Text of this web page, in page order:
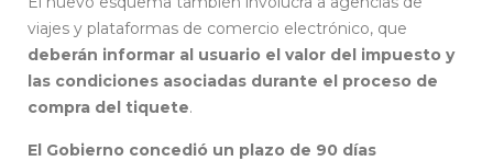
viajes y plataformas de comercio electrónico, que
deberán informar al usuario el valor del impuesto y
las condiciones asociadas durante el proceso de
compra del tiquete.
El Gobierno concedió un plazo de 90 días